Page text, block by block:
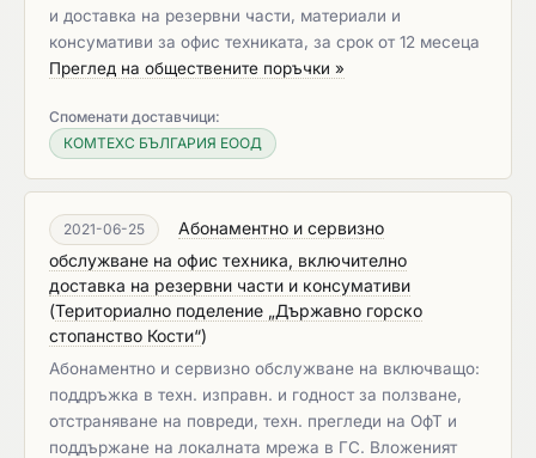
и доставка на резервни части, материали и
консумативи за офис техниката, за срок от 12 месеца
Преглед на обществените поръчки »
Споменати доставчици:
КОМТЕХС БЪЛГАРИЯ ЕООД
2021-06-25
Абонаментно и сервизно
обслужване на офис техника, включително
доставка на резервни части и консумативи
(Териториално поделение „Държавно горско
стопанство Кости“)
Абонаментно и сервизно обслужване на включващо:
поддръжка в техн. изправн. и годност за ползване,
отстраняване на повреди, техн. прегледи на ОфТ и
поддържане на локалната мрежа в ГС. Вложеният